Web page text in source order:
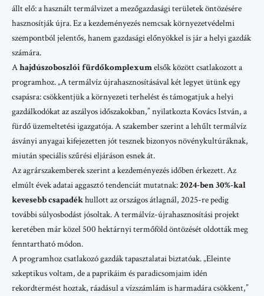
állt elő: a használt termálvizet a mezőgazdasági területek öntözésére
hasznosítják újra. Ez a kezdeményezés nemcsak környezetvédelmi
szempontból jelentős, hanem gazdasági előnyökkel is jár a helyi gazdák
számára.
Ahajdúszoboszlói fürdőkomplexumelsők között csatlakozott a
programhoz. „A termálvíz újrahasznosításával két legyet ütünk egy
csapásra: csökkentjük a környezeti terhelést és támogatjuk a helyi
gazdálkodókat az aszályos időszakokban,” nyilatkozta Kovács István, a
fürdő üzemeltetési igazgatója. A szakember szerint a lehűlt termálvíz
ásványi anyagai kifejezetten jót tesznek bizonyos növénykultúráknak,
miután speciális szűrési eljáráson esnek át.
Az agrárszakemberek szerint a kezdeményezés időben érkezett. Az
elmúlt évek adatai aggasztó tendenciát mutatnak:2024-ben 30%-kal
kevesebb csapadékhullott az országos átlagnál, 2025-re pedig
további súlyosbodást jósoltak. A termálvíz-újrahasznosítási projekt
keretében már közel 500 hektárnyi termőföld öntözését oldották meg
fenntartható módon.
A programhoz csatlakozó gazdák tapasztalatai biztatóak. „Eleinte
szkeptikus voltam, de a paprikáim és paradicsomjaim idén
rekordtermést hoztak, ráadásul a vízszámlám is harmadára csökkent,”